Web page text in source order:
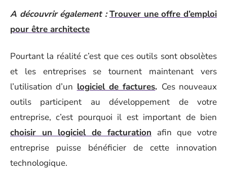
A découvrir également : Trouver une offre d’emploi
pour être architecte
Pourtant la réalité c’est que ces outils sont obsolètes
et les entreprises se tournent maintenant vers
l’utilisation d’un logiciel de factures. Ces nouveaux
outils participent au développement de votre
entreprise, c’est pourquoi il est important de bien
choisir un logiciel de facturation afin que votre
entreprise puisse bénéficier de cette innovation
technologique.